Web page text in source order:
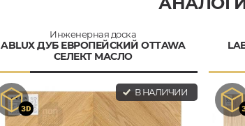
Инженерная доска
ABLUX ДУБ ЕВРОПЕЙСКИЙ OTTAWA
СЕЛЕКТ МАСЛО
В НАЛИЧИИ